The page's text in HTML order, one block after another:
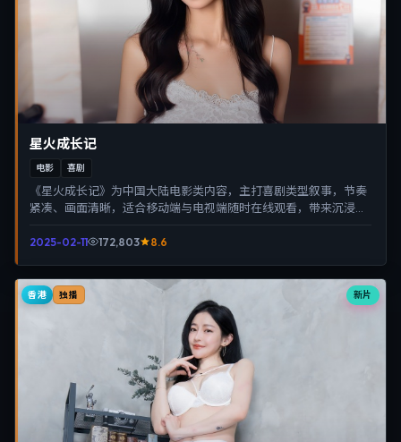
星火成长记
电影 喜剧
《星火成长记》为中国大陆电影类内容，主打喜剧类型叙事，节奏
紧凑、画面清晰，适合移动端与电视端随时在线观看，带来沉浸式
2025-02-11 172,803 8.6
新片
香港 独播